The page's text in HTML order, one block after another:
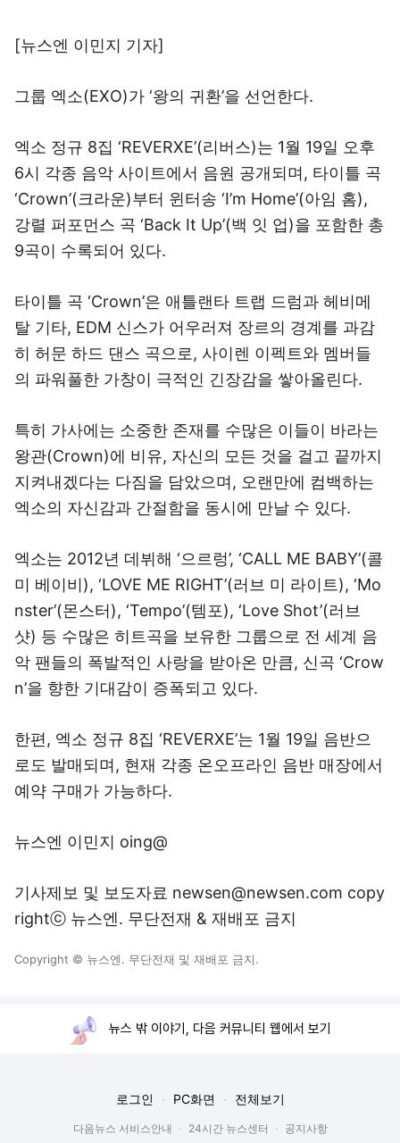
[뉴스엔 이민지 기자]
그룹 엑소(EXO)가 ‘왕의 귀환’을 선언한다.
엑소 정규 8집 ‘REVERXE’(리버스)는 1월 19일 오후
6시 각종 음악 사이트에서 음원 공개되며, 타이틀 곡
‘Crown’(크라운)부터 윈터송 ‘I’m Home’(아임 홈),
강렬 퍼포먼스 곡 ‘Back It Up’(백 잇 업)을 포함한 총
9곡이 수록되어 있다.
타이틀 곡 ‘Crown’은 애틀랜타 트랩 드럼과 헤비메
탈 기타, EDM 신스가 어우러져 장르의 경계를 과감
히 허문 하드 댄스 곡으로, 사이렌 이펙트와 멤버들
의 파워풀한 가창이 극적인 긴장감을 쌓아올린다.
특히 가사에는 소중한 존재를 수많은 이들이 바라는
왕관(Crown)에 비유, 자신의 모든 것을 걸고 끝까지
지켜내겠다는 다짐을 담았으며, 오랜만에 컴백하는
엑소의 자신감과 간절함을 동시에 만날 수 있다.
엑소는 2012년 데뷔해 ‘으르렁’, ‘CALL ME BABY’(콜
미 베이비), ‘LOVE ME RIGHT’(러브 미 라이트), ‘Mo
nster’(몬스터), ‘Tempo’(템포), ‘Love Shot’(러브
샷) 등 수많은 히트곡을 보유한 그룹으로 전 세계 음
악 팬들의 폭발적인 사랑을 받아온 만큼, 신곡 ‘Crow
n’을 향한 기대감이 증폭되고 있다.
한편, 엑소 정규 8집 ‘REVERXE’는 1월 19일 음반으
로도 발매되며, 현재 각종 온오프라인 음반 매장에서
예약 구매가 가능하다.
뉴스엔 이민지 oing@
기사제보 및 보도자료 newsen@newsen.com copy
rightⓒ 뉴스엔. 무단전재 & 재배포 금지
Copyright © 뉴스엔. 무단전재 및 재배포 금지.
뉴스 밖 이야기, 다음 커뮤니티 웹에서 보기
로그인 PC화면 전체보기
다음뉴스 서비스안내 24시간 뉴스센터
공지사항